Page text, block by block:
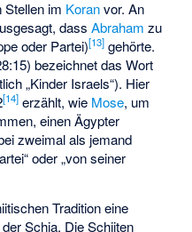
Stellen im Koranvor. An
dassAbraham zu
oder Partei)[13] gehörte.
bezeichnet das Wort
„Kinder Israels“). Hier
[14] erzählt, wie Mose, um
einen Ägypter
zweimal als jemand
oder „von seiner
Tradition eine
der Schia. Die Schiiten